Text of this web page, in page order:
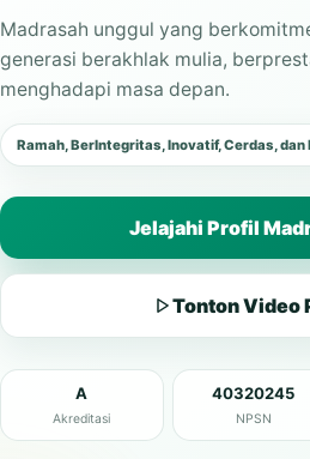
Madrasah unggul yang
generasi berakhlak mulia,
menghadapi masa depan.
Ramah, BerIntegritas, Inovatif, Cerdas, dan
Jelajahi Profil
Tonton Video
A
Akreditasi
40320245
NPSN